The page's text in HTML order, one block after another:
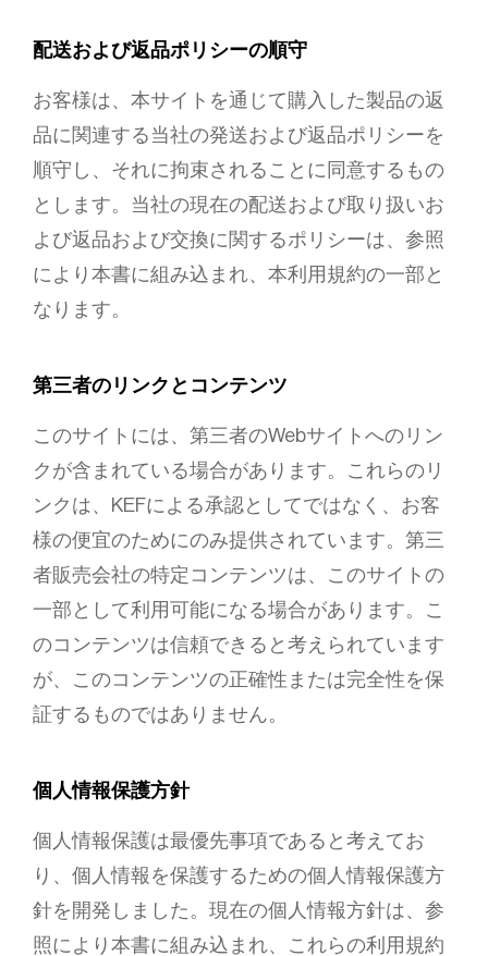
配送および返品ポリシーの順守
お客様は、本サイトを通じて購入した製品の返
品に関連する当社の発送および返品ポリシーを
順守し、それに拘束されることに同意するもの
とします。当社の現在の配送および取り扱いお
よび返品および交換に関するポリシーは、参照
により本書に組み込まれ、本利用規約の一部と
なります。
第三者のリンクとコンテンツ
このサイトには、第三者のWebサイトへのリン
クが含まれている場合があります。これらのリ
ンクは、KEFによる承認としてではなく、お客
様の便宜のためにのみ提供されています。第三
者販売会社の特定コンテンツは、このサイトの
一部として利用可能になる場合があります。こ
のコンテンツは信頼できると考えられています
が、このコンテンツの正確性または完全性を保
証するものではありません。
個人情報保護方針
個人情報保護は最優先事項であると考えてお
り、個人情報を保護するための個人情報保護方
針を開発しました。現在の個人情報方針は、参
照により本書に組み込まれ、これらの利用規約